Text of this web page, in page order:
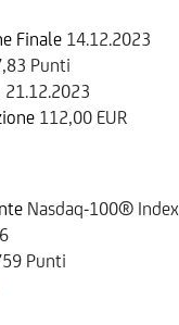
Finale 14.12.2023
Punti
21.12.2023
112,00 EUR
Nasdaq-100® Index
Punti